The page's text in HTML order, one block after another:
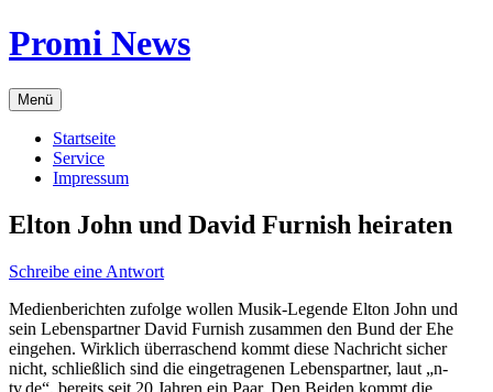
Zum
Inhalt
Promi News
Menü
Startseite
Service
Impressum
Elton John und David Furnish heiraten
Schreibe eine Antwort
Medienberichten zufolge wollen Musik-Legende Elton John und
sein Lebenspartner David Furnish zusammen den Bund der Ehe
eingehen. Wirklich überraschend kommt diese Nachricht sicher
nicht, schließlich sind die eingetragenen Lebenspartner, laut „n-
tv.de“, bereits seit 20 Jahren ein Paar. Den Beiden kommt die